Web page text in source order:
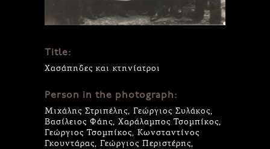
Title:
Xασάπηδες και κτηνίατροι
Person in the photograph:
Μιχάλης Στριπέλης, Γεώργιος Συλάκος,
Βασίλειος Φάης, Χαράλαμπος Τσομπίκος,
Γεώργιος Τσομπίκος, Κωνσταντίνος
Γκουντάρας, Γεώργιος Περιστέρης,